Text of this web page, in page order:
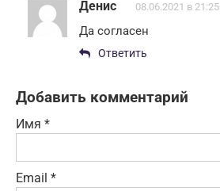
Денис 08.06.2021 в 21:25
Да согласен
Ответить
Добавить комментарий
Имя *
Email *